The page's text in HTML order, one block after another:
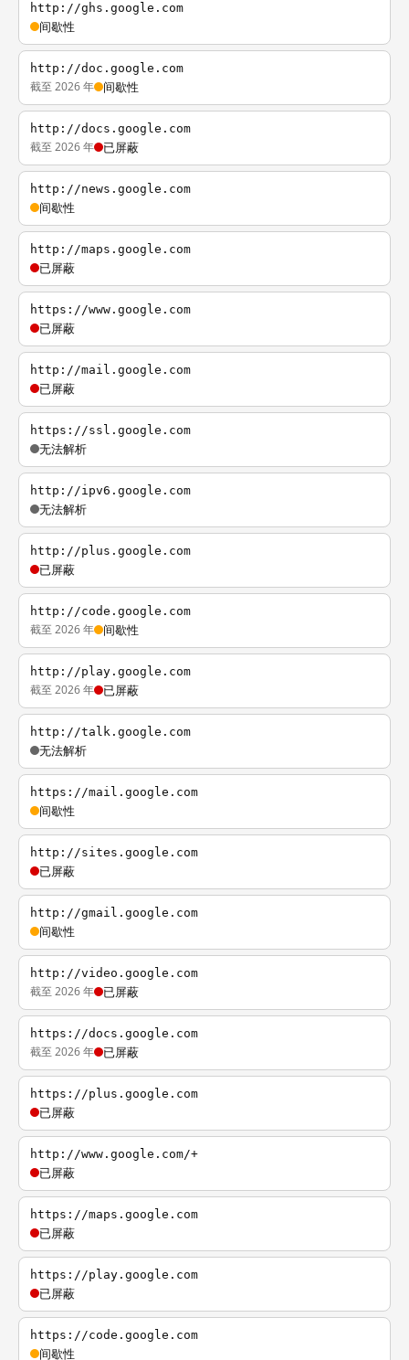
http://ghs.google.com
间歇性
http://doc.google.com
截至 2026 年 间歇性
http://docs.google.com
截至 2026 年 已屏蔽
http://news.google.com
间歇性
http://maps.google.com
已屏蔽
https://www.google.com
已屏蔽
http://mail.google.com
已屏蔽
https://ssl.google.com
无法解析
http://ipv6.google.com
无法解析
http://plus.google.com
已屏蔽
http://code.google.com
截至 2026 年 间歇性
http://play.google.com
截至 2026 年 已屏蔽
http://talk.google.com
无法解析
https://mail.google.com
间歇性
http://sites.google.com
已屏蔽
http://gmail.google.com
间歇性
http://video.google.com
截至 2026 年 已屏蔽
https://docs.google.com
截至 2026 年 已屏蔽
https://plus.google.com
已屏蔽
http://www.google.com/+
已屏蔽
https://maps.google.com
已屏蔽
https://play.google.com
已屏蔽
https://code.google.com
间歇性